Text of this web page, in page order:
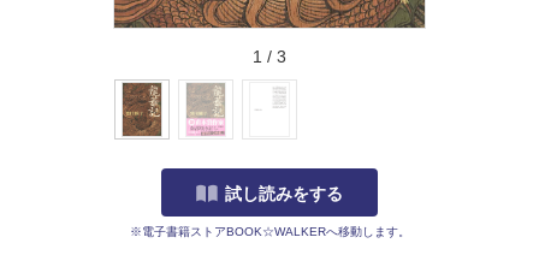
1 / 3
試し読みをする
※電子書籍ストアBOOK☆WALKERへ移動します。